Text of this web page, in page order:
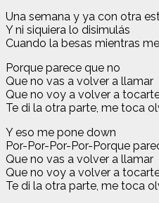
Una semana y ya con otra
Y ni siquiera lo disimulás
Cuando la besas mientras
Porque parece que no
Que no vas a volver a llamar
Que no voy a volver a
Te di la otra parte, me toca
Y eso me pone down
Por-Por-Por-Por-Porque
Que no vas a volver a llamar
Que no voy a volver a
Te di la otra parte, me toca